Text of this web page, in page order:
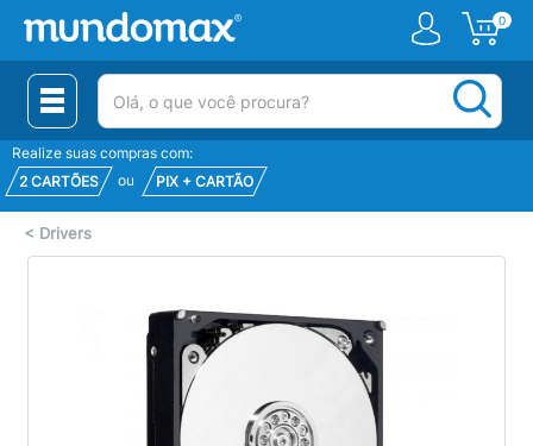
0
(pesquisar)
Realize suas compras com:
2 CARTÕES
ou PIX + CARTÃO
< Drivers